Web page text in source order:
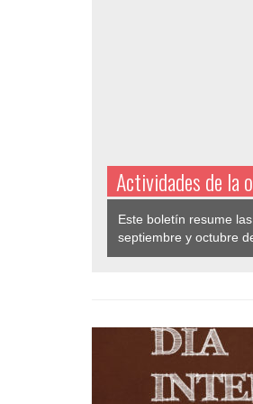
Actividades de la
Este boletín resume
septiembre y octubre